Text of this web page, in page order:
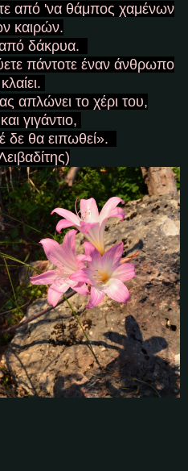
από 'να θάμπος χαμένων
καιρών.
δάκρυα.
πάντοτε έναν άνθρωπο
απλώνει το χέρι του,
γιγάντιο,
δε θα ειπωθεί».